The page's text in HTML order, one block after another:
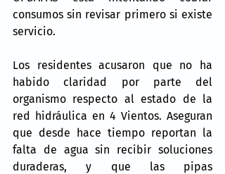
consumos sin revisar primero si existe
servicio.
Los residentes acusaron que no ha
habido claridad por parte del
organismo respecto al estado de la
red hidráulica en 4 Vientos. Aseguran
que desde hace tiempo reportan la
falta de agua sin recibir soluciones
duraderas, y que las pipas